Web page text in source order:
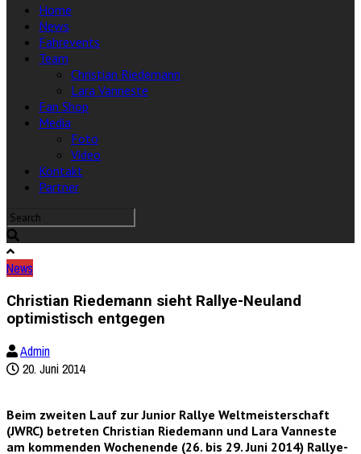
Home
News
Fahrevents
Team
Christian Riedemann
Lara Vanneste
Fan Shop
Media
Foto
Video
Kontakt
Partner
News
Christian Riedemann sieht Rallye-Neuland
optimistisch entgegen
Admin
20. Juni 2014
Beim zweiten Lauf zur Junior Rallye Weltmeisterschaft
(JWRC) betreten Christian Riedemann und Lara Vanneste
am kommenden Wochenende (26. bis 29. Juni 2014) Rallye-